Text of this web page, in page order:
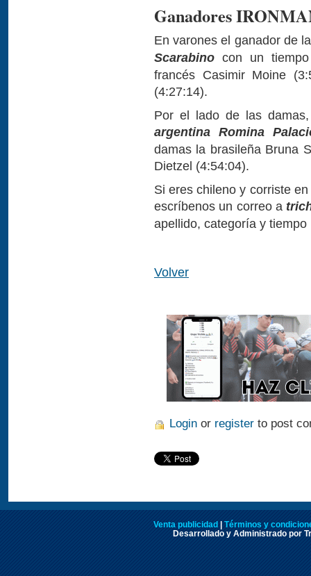
Ganadores
En varones el ganador de
Scarabino con un
francés Casimir Moine
(4:27:14).
Por el lado de las
argentina Romina
damas la brasileña Bruna
Dietzel (4:54:04).
Si eres chileno y corriste
escríbenos un correo a
apellido, categoría y
Volver
Login or register to post
Venta publicidad | Términos y
Desarrollado y Administrado por